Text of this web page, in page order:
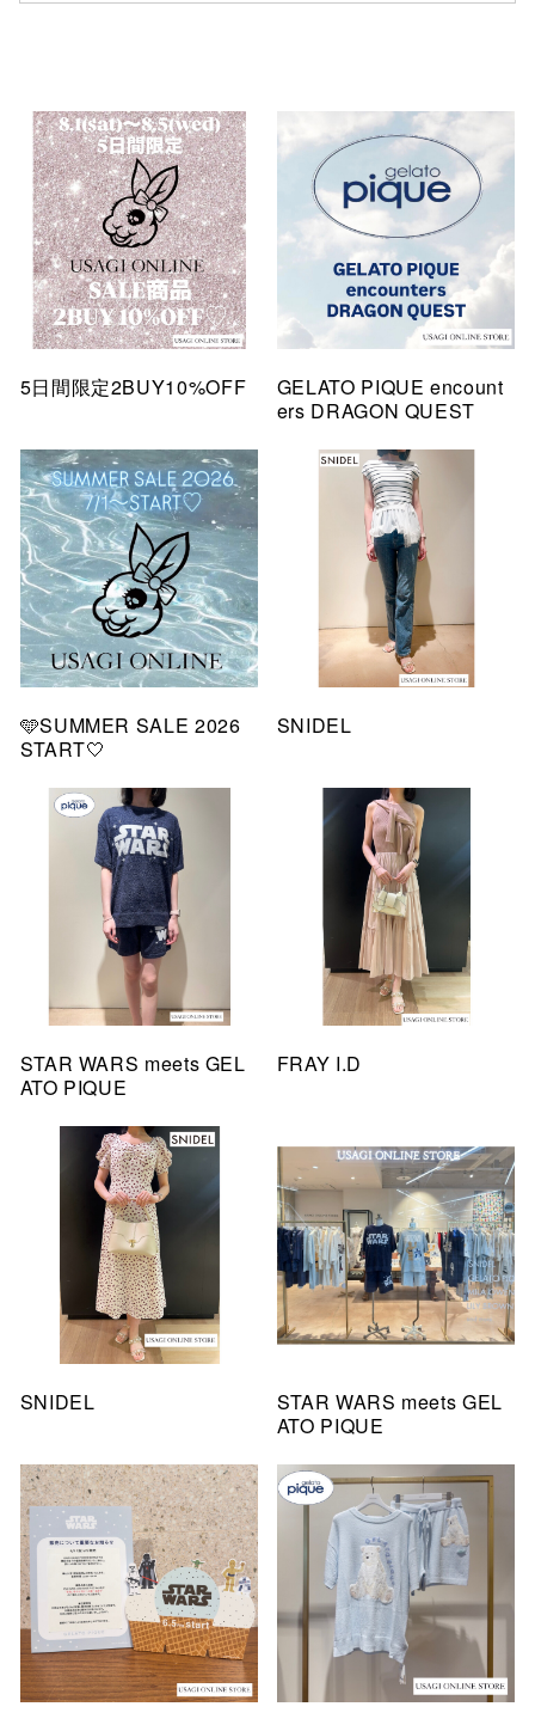
5日間限定2BUY10%OFF
GELATO PIQUE encount
ers DRAGON QUEST
🩵SUMMER SALE 2026
START🤍
SNIDEL
STAR WARS meets GEL
ATO PIQUE
FRAY I.D
SNIDEL
STAR WARS meets GEL
ATO PIQUE